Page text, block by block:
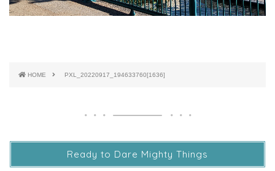
HOME PXL_20220917_194633760[1636]
Ready to Dare Mighty Things